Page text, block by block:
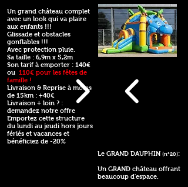
Un grand château complet
avec un look qui va plaire
aux enfants !!!
Glissade et obstacles
gonflables !!!
Avec protection pluie.
Sa taille : 6,9m x 5,2m
Son tarif à emporter : 140€
ou 110€ pour les fêtes de
famille !
Livraison & Reprise à moins
de 15km : +40€
Livraison + loin ? :
demandez notre offre
Emportez cette structure
du lundi au jeudi hors jours
fériés et vacances et
bénéficiez de -20%
Le GRAND DAUPHIN (n°20):
Un GRAND château offrant
beaucoup d'espace.